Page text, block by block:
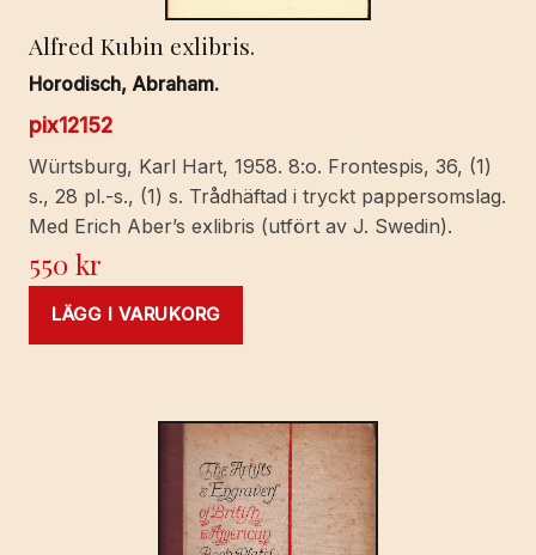
Alfred Kubin exlibris.
Horodisch, Abraham.
pix12152
Würtsburg, Karl Hart, 1958. 8:o. Frontespis, 36, (1)
s., 28 pl.-s., (1) s. Trådhäftad i tryckt pappersomslag.
Med Erich Aber’s exlibris (utfört av J. Swedin).
550kr
LÄGG I VARUKORG